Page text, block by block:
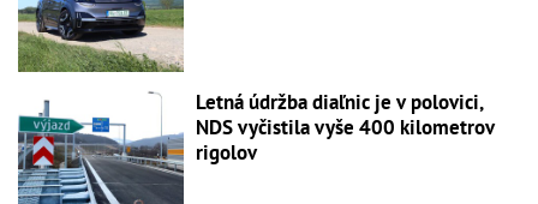
Letná údržba diaľnic je v polovici,
NDS vyčistila vyše 400 kilometrov
rigolov